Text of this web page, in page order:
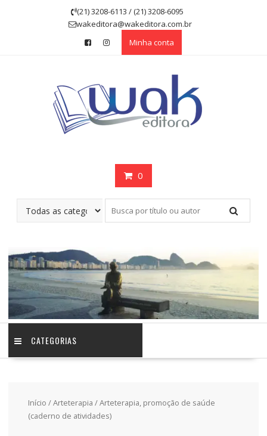
(21) 3208-6113 / (21) 3208-6095
wakeditora@wakeditora.com.br
Minha conta
0
CATEGORIAS
Início /Arteterapia / Arteterapia, promoção de saúde
(caderno de atividades)